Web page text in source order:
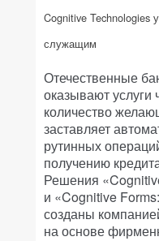
Cognitive Technologies
служащим
Отечественные
оказывают
количество
заставляет
рутинных
получению
Решения
и «Cognitive
созданы
на основе